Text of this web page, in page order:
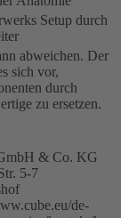
Setup durch
abweichen. Der
sich vor,
durch
zu ersetzen.
& Co. KG
5-7
de-